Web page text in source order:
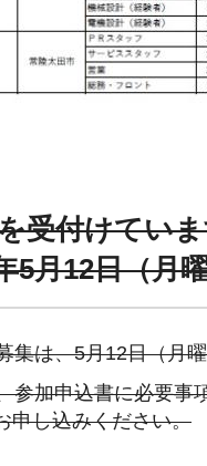
を受付けてい
月12日（月
集は、5月12日（月
参加申込書に必要
申し込みください。